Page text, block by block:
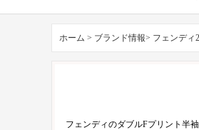
ホーム > ブランド情報> フェンディ
フェンディのダブルFプリント半